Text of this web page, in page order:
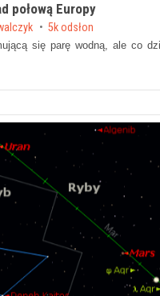
połową Europy
5k odsłon
się parę wodną, ale co